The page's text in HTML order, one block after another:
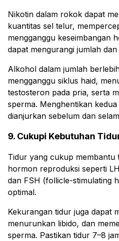
Nikotin dalam rokok dapat
kuantitas sel telur,
mengganggu keseimbangan
dapat mengurangi jumlah
Alkohol dalam jumlah
mengganggu siklus haid,
testosteron pada pria, serta
sperma. Menghentikan
dianjurkan sebelum dan
9. Cukupi Kebutuhan
Tidur yang cukup membantu
hormon reproduksi seperti
dan FSH (follicle-stimulating
optimal.
Kekurangan tidur juga dapat
menurunkan libido, dan
sperma. Pastikan tidur 7–8